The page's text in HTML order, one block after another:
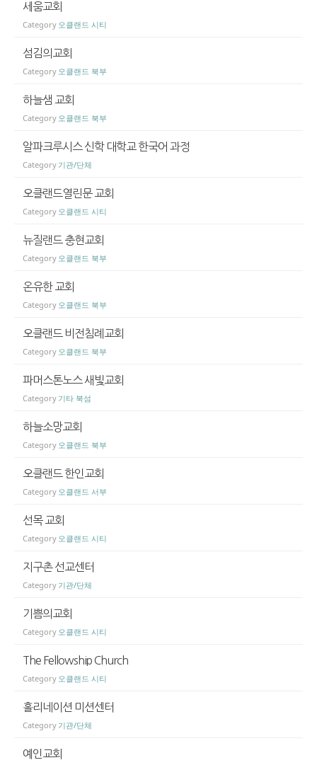
세움교회
Category 오클랜드 시티
섬김의교회
Category 오클랜드 북부
하늘샘 교회
Category 오클랜드 북부
알파크루시스 신학 대학교 한국어 과정
Category 기관/단체
오클랜드열린문 교회
Category 오클랜드 시티
뉴질랜드 충현교회
Category 오클랜드 북부
온유한 교회
Category 오클랜드 북부
오클랜드 비전침례교회
Category 오클랜드 북부
파머스톤노스 새빛교회
Category 기타 북섬
하늘소망교회
Category 오클랜드 북부
오클랜드 한인교회
Category 오클랜드 서부
선목 교회
Category 오클랜드 시티
지구촌 선교센터
Category 기관/단체
기쁨의교회
Category 오클랜드 시티
The Fellowship Church
Category 오클랜드 시티
홀리네이션 미션센터
Category 기관/단체
예인교회